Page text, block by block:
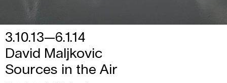
3.10.13—6.1.14
David Maljkovic
Sources in the Air